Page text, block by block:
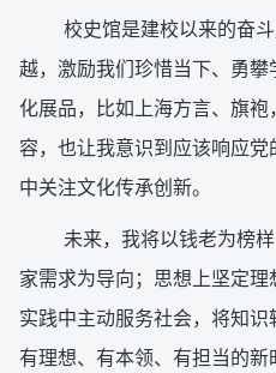
校史馆是建校以来的奋
越，激励我们珍惜当下、勇
化展品，比如上海方言、旗
容，也让我意识到应该响应
中关注文化传承创新。
未来，我将以钱老为榜
家需求为导向；思想上坚定理
实践中主动服务社会，将知
有理想、有本领、有担当的